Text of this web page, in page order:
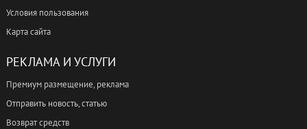
Условия пользования
Карта сайта
РЕКЛАМА И УСЛУГИ
Премиум размещение, реклама
Отправить новость, статью
Возврат средств